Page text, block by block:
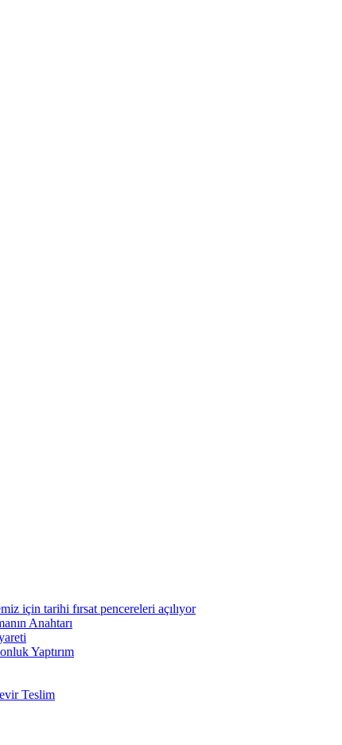
için tarihi fırsat pencereleri açılıyor
Anahtarı
Yaptırım
Teslim